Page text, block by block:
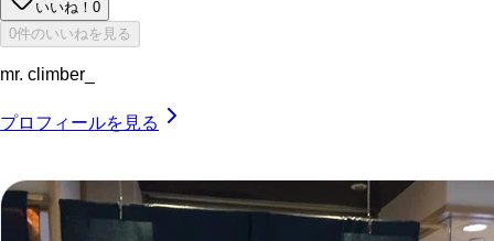
いいね！ 0
0件のいいねを見る
mr. climber_
プロフィールを見る